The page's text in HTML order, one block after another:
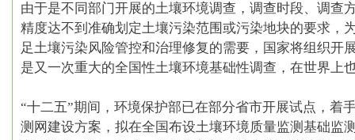
由于是不同部门开展的土壤环境调查，调查时段、调查
精度达不到准确划定土壤污染范围或污染地块的要求，
足土壤污染风险管控和治理修复的需要，国家将组织开
是又一次重大的全国性土壤环境基础性调查，在世界上
“十二五”期间，环境保护部已在部分省市开展试点，着
测网建设方案，拟在全国布设土壤环境质量监测基础监